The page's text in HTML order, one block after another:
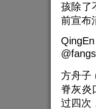
孩除了
前宣布
方舟子
脊灰炎
过四次